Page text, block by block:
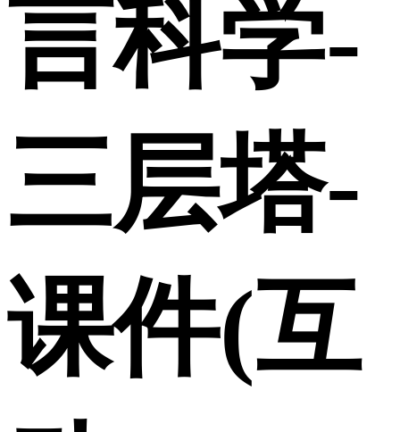
言科学-
三层塔-
课件(互